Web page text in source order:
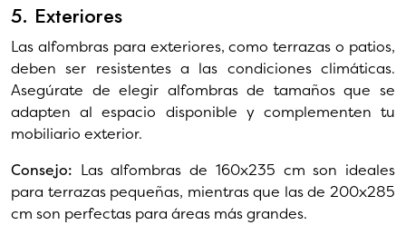
5. Exteriores
Las alfombras para exteriores, como terrazas o patios,
deben ser resistentes a las condiciones climáticas.
Asegúrate de elegir alfombras de tamaños que se
adapten al espacio disponible y complementen tu
mobiliario exterior.
Consejo: Las alfombras de 160x235 cm son ideales
para terrazas pequeñas, mientras que las de 200x285
cm son perfectas para áreas más grandes.